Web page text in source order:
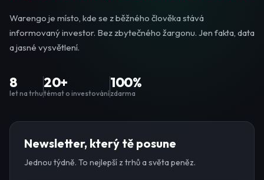
Warengo je místo, kde se z běžného člověka stává
informovaný investor. Bez zbytečného žargonu. Jen fakta, data
a jasné vysvětlení.
8
let na trhu
20+
témat o investování
100%
zdarma
Newsletter, který tě posune
Jednou týdně. To nejlepší z trhů a světa peněz.